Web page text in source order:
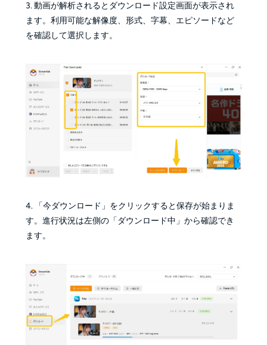
3. 動画が解析されるとダウンロード設定画面が表示され
ます。利用可能な解像度、形式、字幕、エピソードなど
を確認して選択します。
4. 「今ダウンロード」をクリックすると保存が始まりま
す。進行状況は左側の「ダウンロード中」から確認でき
ます。